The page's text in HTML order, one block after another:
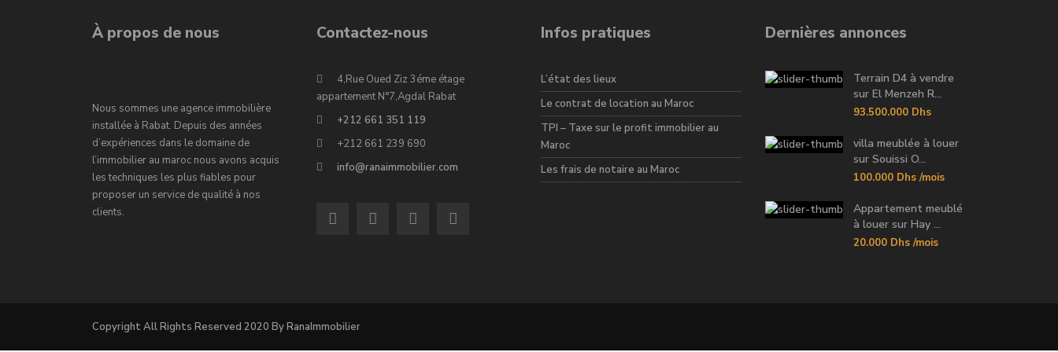
À propos de nous
Nous sommes une agence immobilière
installée à Rabat. Depuis des années
d’expériences dans le domaine de
l’immobilier au maroc nous avons acquis
les techniques les plus fiables pour
proposer un service de qualité à nos
clients.
Contactez-nous
4,Rue Oued Ziz 3éme étage
appartement N°7,Agdal Rabat
+212 661 351 119
+212 661 239 690
info@ranaimmobilier.com
Infos pratiques
L’état des lieux
Le contrat de location au Maroc
TPI – Taxe sur le profit immobilier au
Maroc
Les frais de notaire au Maroc
Dernières annonces
Terrain D4 à vendre
sur El Menzeh R...
93.500.000 Dhs
villa meublée à louer
sur Souissi O...
100.000 Dhs /mois
Appartement meublé
à louer sur Hay ...
20.000 Dhs /mois
Copyright All Rights Reserved 2020 By RanaImmobilier